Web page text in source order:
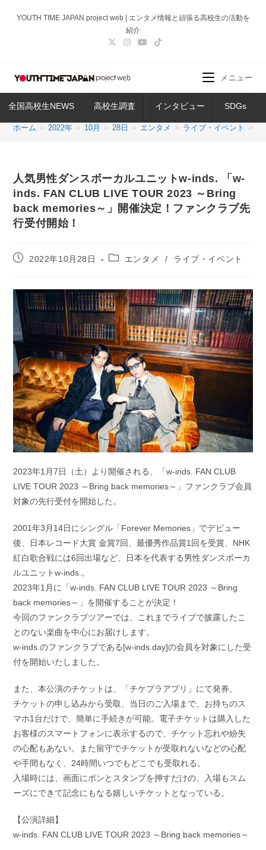
ス
ッ
YOUTH TIME JAPAN project web | エンタメ情報と頑張る高校生の活動を
紹介
全国高校生NEWS 高校生調査 インタビュー SDGs
メニュー
ホーム > 2022年 > 10月 > 28日 > エンタメ > ライブ・イベント >
人気男性ダンスボーカルユニットw-inds. 「w-
inds. FAN CLUB LIVE TOUR 2023 ～Bring
back memories～」開催決定！ファンクラブ先
行受付開始！
投
開
日:
2022年10月28日
投
テ
ゴ
リ
ー:
エンタメ / ライブ・イベント
2023年1月7日（土）より開催される、「w-inds. FAN CLUB
LIVE TOUR 2023 ～Bring back memories～」ファンクラブ会員
対象の先行受付を開始した。
2001年3月14日にシングル「Forever Memories」でデビュー
後、日本レコード大賞 金賞7回、最優秀作品賞1回を受賞、NHK
紅白歌合戦には6回出場など、日本を代表する男性ダンスボーカ
ルユニットw-inds.。
2023年1月に「w-inds. FAN CLUB LIVE TOUR 2023 ～Bring
back memories～」を開催することが決定！
今回のファンクラブツアーでは、これまでライブで披露したこ
とのない楽曲を中心にお届けします。
w-inds.のファンクラブである[w-inds.day]の会員を対象にした受
付を開始いたしました。
また、本公演のチケットは、「チケプラアプリ」にて発券。
チケットの申し込みから受取、当日のご入場まで、お持ちのス
マホ1台だけで、簡単に手続きが可能。電子チケットは購入した
お客様のスマートフォンに表示するので、チケット忘れや紛失
の心配もあない。また留守でチケットが受取れないなどの心配
や手間もなく、24時間いつでもどこでも受取れる。
入場時には、画面にポンとスタンプを押すだけの、入場もスム
ーズにできて記念にもなる嬉しいチケットとなっている。
【公演詳細】
w-inds. FAN CLUB LIVE TOUR 2023 ～Bring back memories～